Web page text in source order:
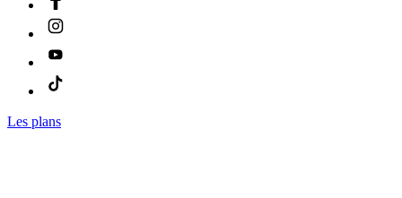
Les plans